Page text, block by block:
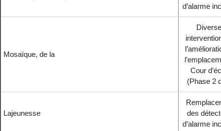
d’alarme
Mosaïque, de la
Cour
(Phase 2
Lajeunesse
des
d’alarme